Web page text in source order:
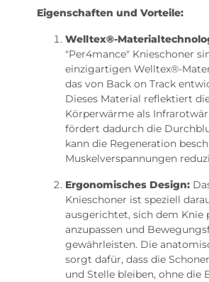
Eigenschaften und Vorteile:
Welltex®-
"Per4mance" Knieschoner
einzigartigen Welltex®-
das von Back on Track
Dieses Material reflektiert
Körperwärme als
fördert dadurch die
kann die Regeneration
Muskelverspannungen
Ergonomisches Design:
Knieschoner ist speziell
ausgerichtet, sich dem Knie
anzupassen und
gewährleisten. Die
sorgt dafür, dass die
und Stelle bleiben, ohne die